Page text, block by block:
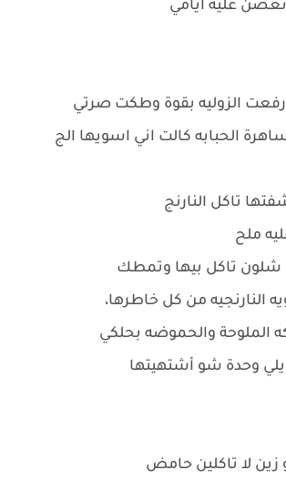
عليه ايامي
الزوليه بقوة وطكت صرتي
الحبابه كالت اني اسويها الج
تاكل النارنج
ملح
شلون تاكل بيها وتمطك
النارنجيه من كل خاطرها،
والحموضه بحلكي
وحدة شو أشتهيتها
لا تاكلين حامض